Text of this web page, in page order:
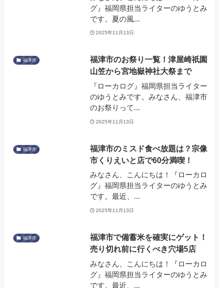
グ』福岡県担当ライターのゆうとみ
です。夏の風...
2025年11月13日
福津市
福津市のお祭り一覧！津屋崎祇園
山笠から宮地嶽神社大祭まで
『ローカログ』福岡県担当ライター
のゆうとみです。みなさん、福津市
のお祭りって...
2025年11月13日
福津市
福津市のミスド食べ放題は？宗像
市くりえいと店で60分満喫！
みなさん、こんにちは！『ローカロ
グ』福岡県担当ライターのゆうとみ
です。最近、...
2025年11月13日
福津市
福津市で備蓄米を確実にゲット！
売り切れ前に行くべき穴場5店
みなさん、こんにちは！『ローカロ
グ』福岡県担当ライターのゆうとみ
です。最近、...